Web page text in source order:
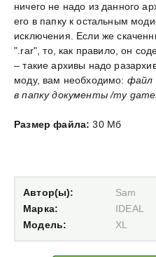
ничего не надо из данного
его в папку к остальным
исключения. Если же
".rar", то, как правило, он
– такие архивы надо
моду, вам необходимо: файл
в папку документы /my
Размер файла: 30 Мб
Автор(ы):
Sam
Марка:
IDEAL
Модель:
XL